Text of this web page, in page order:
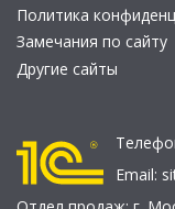
Политика
Замечания по сайту
Другие сайты
Email: